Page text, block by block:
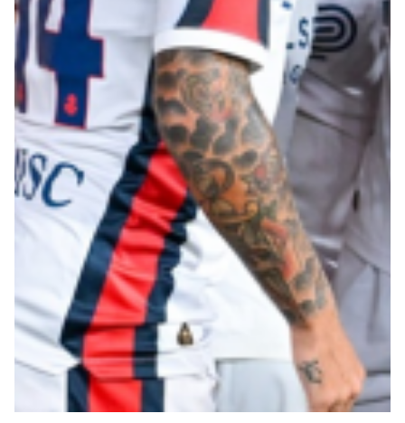
Robe di Kappa x Genoa
Vintage Collection
Red&Blue Voices
Kids
Accessori
Party
Outlet
Caffè Boasi x Genoa